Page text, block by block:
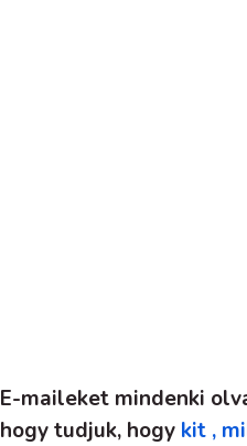
E-maileket mindenki
hogy tudjuk, hogy kit ,